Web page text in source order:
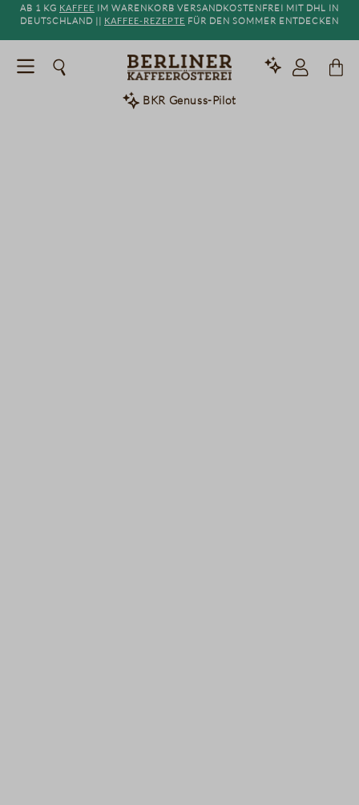
springen
Ab 1 kg Kaffee im Warenkorb versandkostenfrei mit DHL in
Deutschland || Kaffee-Rezepte für den Sommer entdecken
BKR Genuss-Pilot